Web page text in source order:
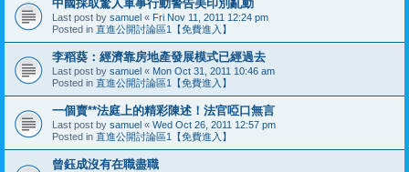
中國採取驚人軍事行動警告美印別亂動
Last post by samuel « Fri Nov 11, 2011 12:24 pm
Posted in 直進公開討論區1【免費進入】
李稻葵：經濟靠房地產發展模式已經過去
Last post by samuel « Mon Oct 31, 2011 10:46 am
Posted in 直進公開討論區1【免費進入】
一個賣**法庭上的精彩陳述！法官啞口無言
Last post by samuel « Wed Oct 26, 2011 12:57 pm
Posted in 直進公開討論區1【免費進入】
曾鈺成沒有在職盡職